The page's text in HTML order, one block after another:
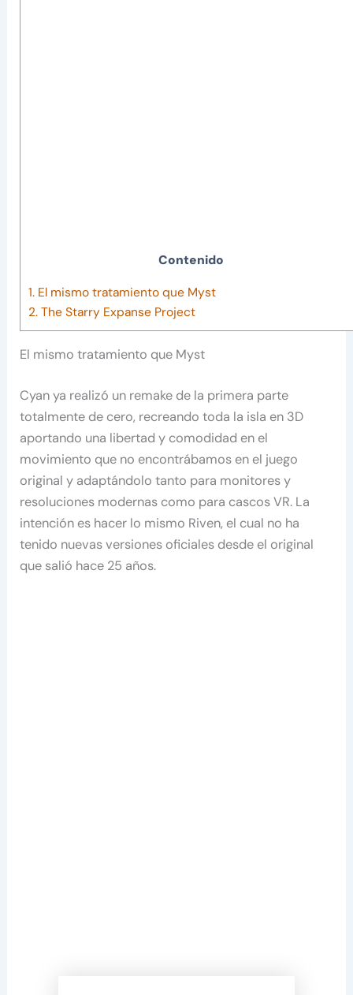
Contenido
1. El mismo tratamiento que Myst
2. The Starry Expanse Project
El mismo tratamiento que Myst
Cyan ya realizó un remake de la primera parte
totalmente de cero, recreando toda la isla en 3D
aportando una libertad y comodidad en el
movimiento que no encontrábamos en el juego
original y adaptándolo tanto para monitores y
resoluciones modernas como para cascos VR. La
intención es hacer lo mismo Riven, el cual no ha
tenido nuevas versiones oficiales desde el original
que salió hace 25 años.